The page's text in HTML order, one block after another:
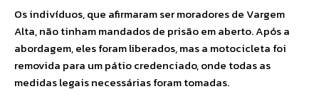
Os indivíduos, que afirmaram ser moradores de Vargem
Alta, não tinham mandados de prisão em aberto. Após a
abordagem, eles foram liberados, mas a motocicleta foi
removida para um pátio credenciado, onde todas as
medidas legais necessárias foram tomadas.